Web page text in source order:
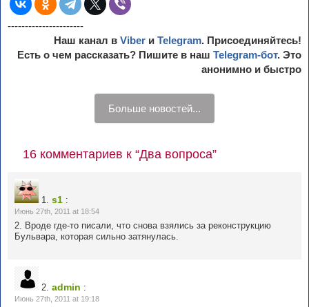
----------------------
Наш канал в Viber и Telegram. Присоединяйтесь!
Есть о чем рассказать? Пишите в наш Telegram-бот. Это
анонимно и быстро
Больше новостей...
16 комментариев к “Два вопроса”
1. s1 :
Июнь 27th, 2011 at 18:54
2. Вроде где-то писали, что снова взялись за реконструкцию
Бульвара, которая сильно затянулась.
2. admin :
Июнь 27th, 2011 at 19:18